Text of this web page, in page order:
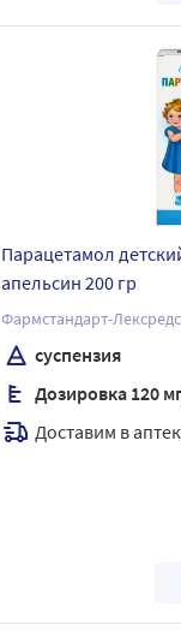
Парацетамол
апельсин 200 гр
Фармстандарт-
суспензия
Дозировка 120
Доставим в